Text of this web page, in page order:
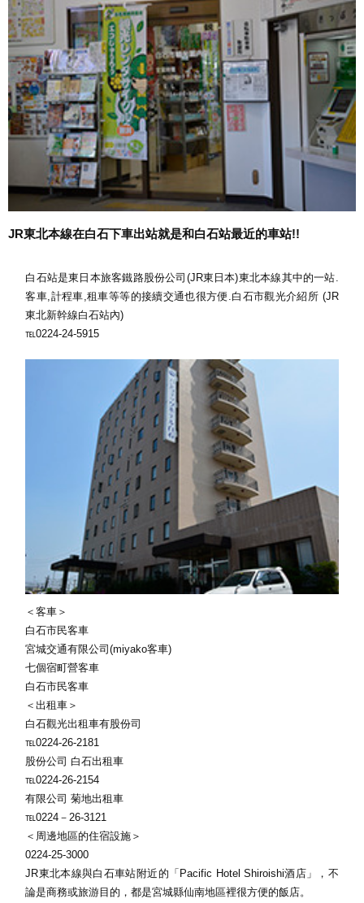
JR東北本線在白石下車出站就是和白石站最近的車站!!
白石站是東日本旅客鐵路股份公司(JR東日本)東北本線其中的一站.
客車,計程車,租車等等的接續交通也很方便.白石市觀光介紹所 (JR
東北新幹線白石站內)
℡0224-24-5915
＜客車＞
白石市民客車
宮城交通有限公司(miyako客車)
七個宿町營客車
白石市民客車
＜出租車＞
白石觀光出租車有股份司
℡0224-26-2181
股份公司 白石出租車
℡0224-26-2154
有限公司 菊地出租車
℡0224－26-3121
＜周邊地區的住宿設施＞
0224-25-3000
JR東北本線與白石車站附近的「Pacific Hotel Shiroishi酒店」，不
論是商務或旅游目的，都是宮城縣仙南地區裡很方便的飯店。